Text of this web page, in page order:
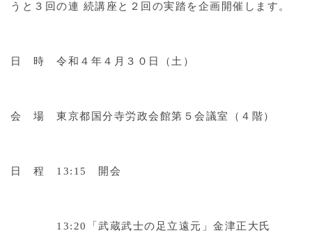
うと３回の連 続講座と２回の実踏を企画開催します。
日 時 令和４年４月３０日（土）
会 場 東京都国分寺労政会館第５会議室（４階）
日 程 13:15 開会
13:20「武蔵武士の足立遠元」金津正大氏